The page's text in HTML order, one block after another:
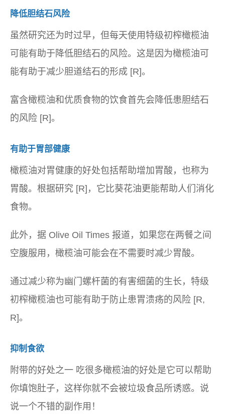
降低胆结石风险
虽然研究还为时过早，但每天使用特级初榨橄榄油
可能有助于降低胆结石的风险。这是因为橄榄油可
能有助于减少胆道结石的形成 [R]。
富含橄榄油和优质食物的饮食首先会降低患胆结石
的风险 [R]。
有助于胃部健康
橄榄油对胃健康的好处包括帮助增加胃酸，也称为
胃酸。根据研究 [R]，它比葵花油更能帮助人们消化
食物。
此外，据 Olive Oil Times 报道，如果您在两餐之间
空腹服用，橄榄油可能会在不需要时减少胃酸。
通过减少称为幽门螺杆菌的有害细菌的生长，特级
初榨橄榄油也可能有助于防止患胃溃疡的风险 [R,
R]。
抑制食欲
附带的好处之一 吃很多橄榄油的好处是它可以帮助
你填饱肚子，这样你就不会被垃圾食品所诱惑。说
说一个不错的副作用！